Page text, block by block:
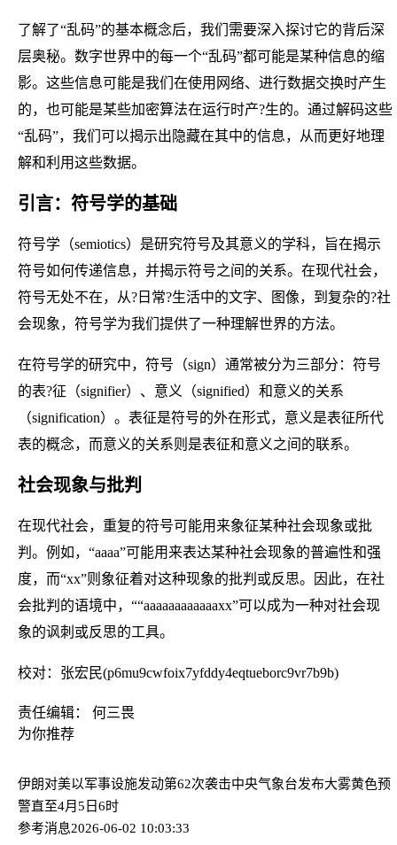
了解了“乱码”的基本概念后，我们需要深入探讨它的背后深
层奥秘。数字世界中的每一个“乱码”都可能是某种信息的缩
影。这些信息可能是我们在使用网络、进行数据交换时产生
的，也可能是某些加密算法在运行时产?生的。通过解码这些
“乱码”，我们可以揭示出隐藏在其中的信息，从而更好地理
解和利用这些数据。
引言：符号学的基础
符号学（semiotics）是研究符号及其意义的学科，旨在揭示
符号如何传递信息，并揭示符号之间的关系。在现代社会，
符号无处不在，从?日常?生活中的文字、图像，到复杂的?社
会现象，符号学为我们提供了一种理解世界的方法。
在符号学的研究中，符号（sign）通常被分为三部分：符号
的表?征（signifier）、意义（signified）和意义的关系
（signification）。表征是符号的外在形式，意义是表征所代
表的概念，而意义的关系则是表征和意义之间的联系。
社会现象与批判
在现代社会，重复的符号可能用来象征某种社会现象或批
判。例如，“aaaa”可能用来表达某种社会现象的普遍性和强
度，而“xx”则象征着对这种现象的批判或反思。因此，在社
会批判的语境中，““aaaaaaaaaaaaxx”可以成为一种对社会现
象的讽刺或反思的工具。
校对：张宏民(p6mu9cwfoix7yfddy4eqtueborc9vr7b9b)
责任编辑： 何三畏
为你推荐
伊朗对美以军事设施发动第62次袭击中央气象台发布大雾黄色预
警直至4月5日6时
参考消息2026-06-02 10:03:33